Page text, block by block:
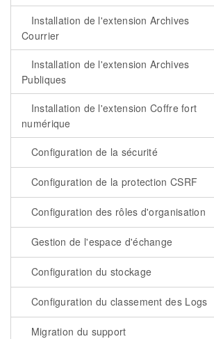
Installation de l'extension Archives
Courrier
Installation de l'extension Archives
Publiques
Installation de l'extension Coffre fort
numérique
Configuration de la sécurité
Configuration de la protection CSRF
Configuration des rôles d'organisation
Gestion de l'espace d'échange
Configuration du stockage
Configuration du classement des Logs
Migration du support